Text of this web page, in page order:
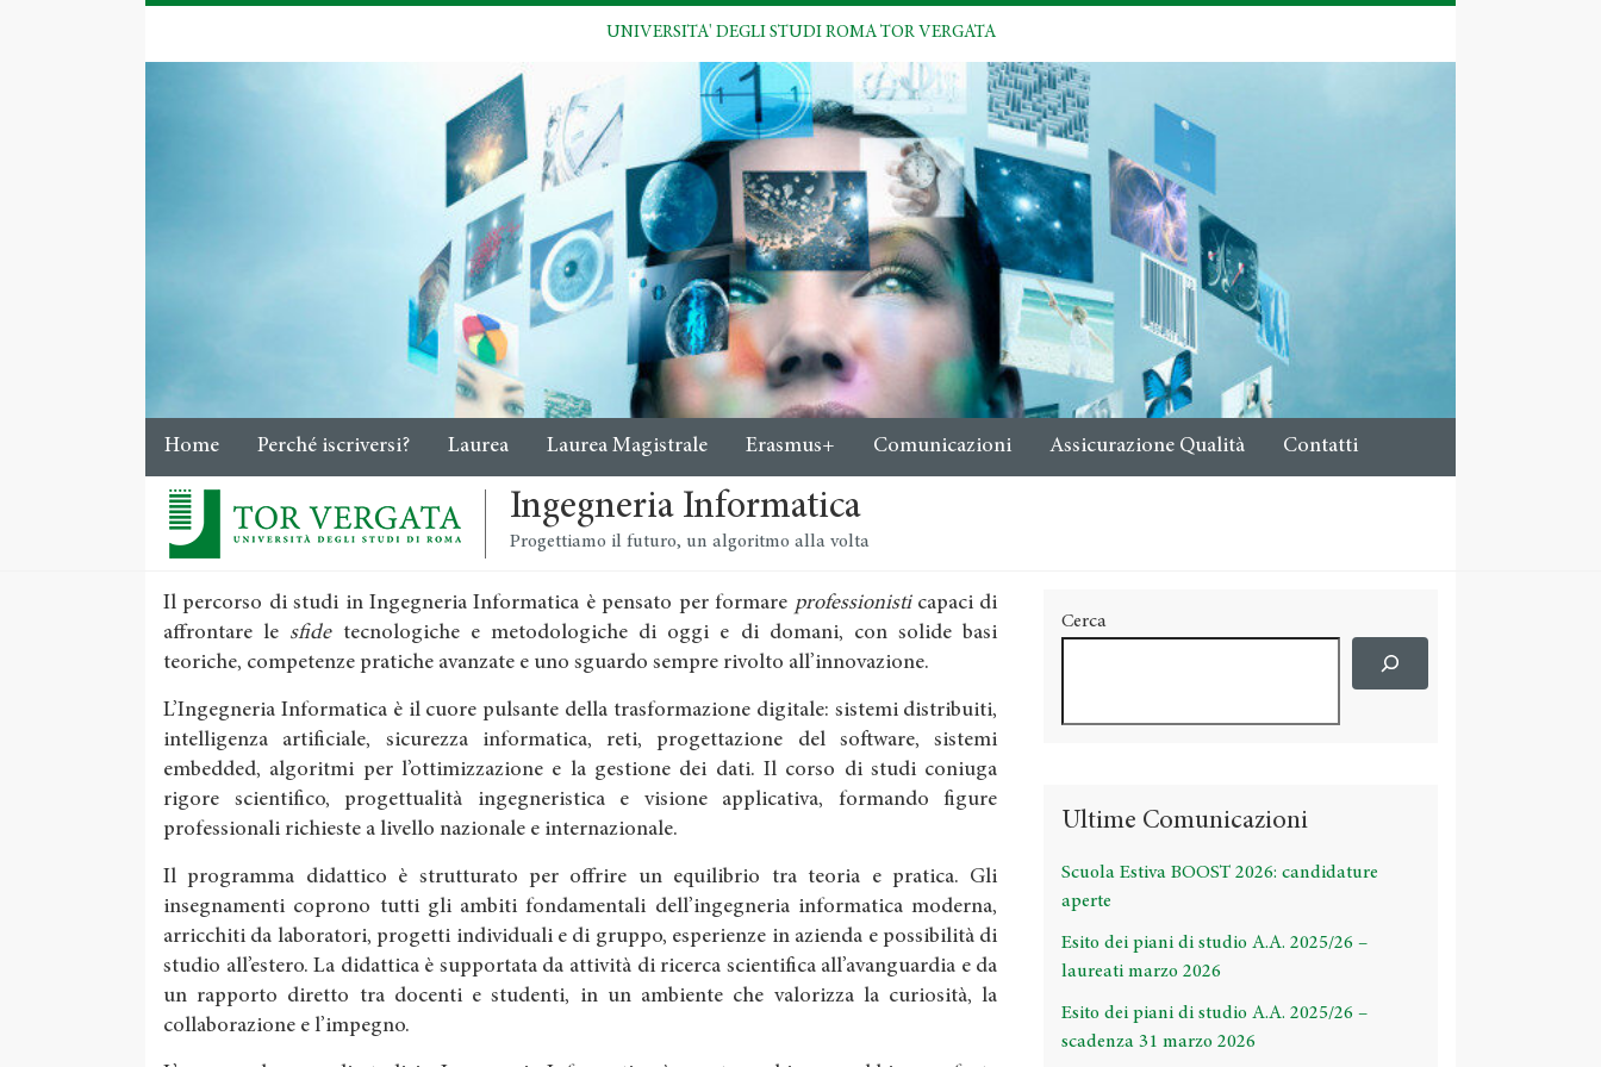
UNIVERSITA' DEGLI STUDI ROMA TOR VERGATA
Home Perché iscriversi? Laurea Laurea Magistrale Erasmus+ Comunicazioni Assicurazione Qualità Contatti
Ingegneria Informatica
Progettiamo il futuro, un algoritmo alla volta
Il percorso di studi in Ingegneria Informatica è pensato per formare professionisticapaci di
affrontare le sfidetecnologiche e metodologiche di oggi e di domani, con solide basi
teoriche, competenze pratiche avanzate e uno sguardo sempre rivolto all’innovazione.
L’Ingegneria Informatica è il cuore pulsante della trasformazione digitale: sistemi distribuiti,
intelligenza artificiale, sicurezza informatica, reti, progettazione del software, sistemi
embedded, algoritmi per l’ottimizzazione e la gestione dei dati. Il corso di studi coniuga
rigore scientifico, progettualità ingegneristica e visione applicativa, formando figure
professionali richieste a livello nazionale e internazionale.
Il programma didattico è strutturato per offrire un equilibrio tra teoria e pratica. Gli
insegnamenti coprono tutti gli ambiti fondamentali dell’ingegneria informatica moderna,
arricchiti da laboratori, progetti individuali e di gruppo, esperienze in azienda e possibilità di
studio all’estero. La didattica è supportata da attività di ricerca scientifica all’avanguardia e da
un rapporto diretto tra docenti e studenti, in un ambiente che valorizza la curiosità, la
collaborazione e l’impegno.
Cerca
Ultime Comunicazioni
Scuola Estiva BOOST 2026: candidature
aperte
Esito dei piani di studio A.A. 2025/26 –
laureati marzo 2026
Esito dei piani di studio A.A. 2025/26 –
scadenza 31 marzo 2026